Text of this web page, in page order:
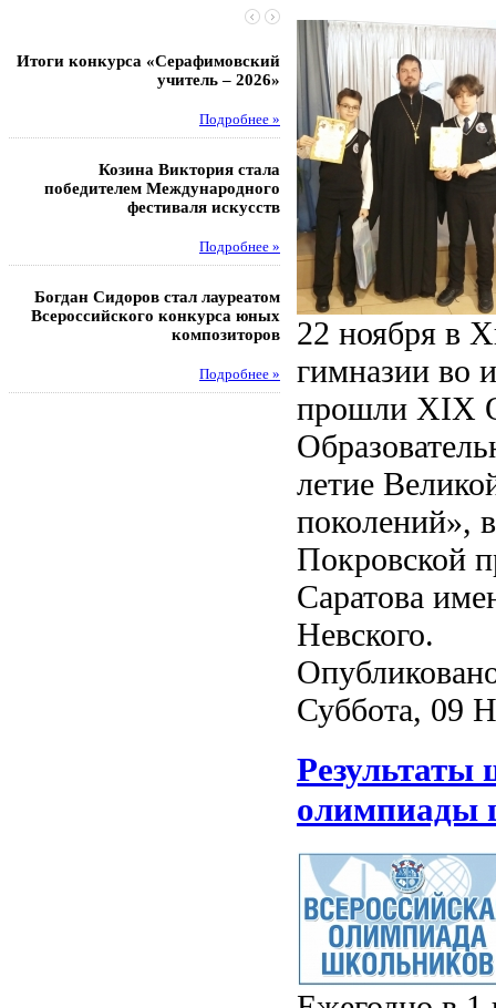
Итоги конкурса «Серафимовский
учитель – 2026»
Подробнее »
Козина Виктория стала
победителем Международного
фестиваля искусств
Подробнее »
Богдан Сидоров стал лауреатом
Всероссийского конкурса юных
композиторов
Подробнее »
Чебаненко Глеб стал
областных
Музафаров Пётр стал
Педагоги
победителями
этапа XXI
конкурса «За
22 ноября в
гимназии во
прошли XIX
летие
поколений»,
Покровской
Саратова
Невского.
Суббота, 09
Результаты
олимпиады